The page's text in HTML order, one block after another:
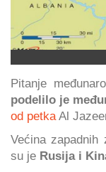
Pitanje
podelilo je
od petka Al
Većina zapadnih
su je Rusija i